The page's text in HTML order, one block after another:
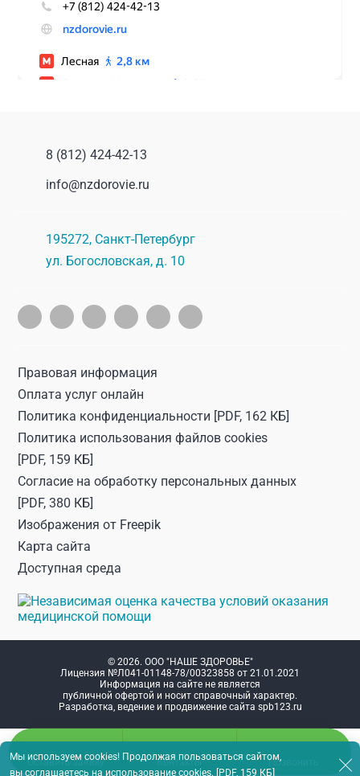
8 (812) 424-42-13
info@nzdorovie.ru
195272, Санкт-Петербург
ул. Богословская, д. 10
Правовая информация
Оплата услуг онлайн
Политика конфиденциальности [PDF, 162 КБ]
Политика использования файлов cookies
[PDF, 159 КБ]
Согласие на обработку персональных данных
[PDF, 380 КБ]
Изображения от Freepik
Карта сайта
Доступная среда
© 2026. ООО "НАШЕ ЗДОРОВЬЕ"
Лицензия №Л041-01148-78/00323858 от 21.01.2021
Информация на сайте не является
публичной офертой и носит справочный характер.
Разработка, ведение и продвижение сайта spb123.ru
Оставить заявку Контакты Позвонить
Мы используем cookies! Продолжая пользоваться сайтом,
вы соглашаетесь на использование cookies. [PDF, 159 КБ]